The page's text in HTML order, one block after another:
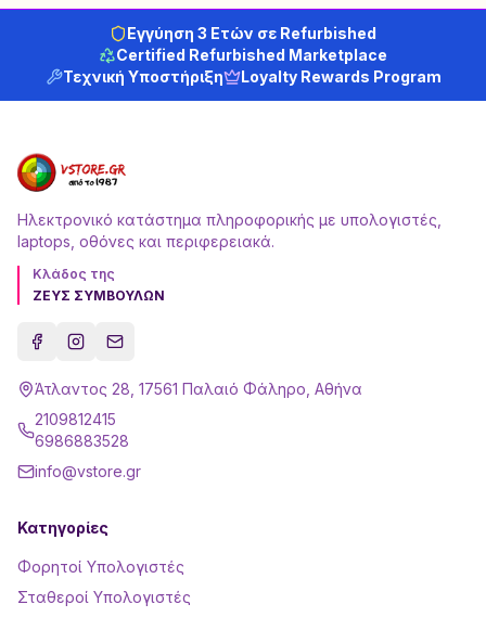
Εγγύηση 3 Ετών σε Refurbished
Certified Refurbished Marketplace
Τεχνική Υποστήριξη
Loyalty Rewards Program
Ηλεκτρονικό κατάστημα πληροφορικής με υπολογιστές,
laptops, οθόνες και περιφερειακά.
Κλάδος της
ΖΕΥΣ ΣΥΜΒΟΥΛΩΝ
Άτλαντος 28, 17561 Παλαιό Φάληρο, Αθήνα
2109812415
6986883528
info@vstore.gr
Κατηγορίες
Φορητοί Υπολογιστές
Σταθεροί Υπολογιστές